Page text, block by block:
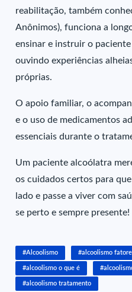
reabilitação, também
Anônimos), funciona a
ensinar e instruir o
ouvindo experiências
próprias.
O apoio familiar, o
e o uso de medicamentos
essenciais durante o
Um paciente alcoólatra
os cuidados certos para
lado e passe a viver com
se perto e sempre presente!
#Alcoolismo #alcoolismo
#alcoolismo o que é
#alcoolismo tratamento